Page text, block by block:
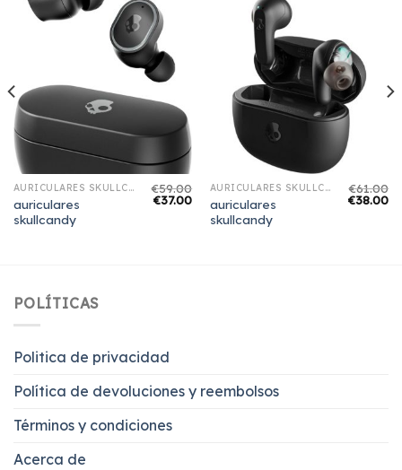
AURICULARES SKULLCANDY
auriculares
skullcandy
€59.00
€37.00
AURICULARES SKULLCANDY
auriculares
skullcandy
€61.00
€38.00
POLÍTICAS
Politica de privacidad
Política de devoluciones y reembolsos
Términos y condiciones
Acerca de